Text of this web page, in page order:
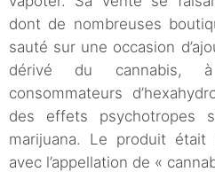
dont de nombreuses
sauté sur une occasion
dérivé du cannabis,
consommateurs
des effets psychotropes
marijuana. Le produit était
avec l’appellation de «